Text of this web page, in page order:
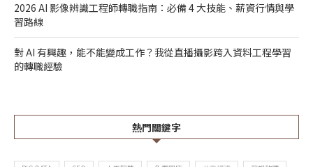
2026 AI 影像辨識工程師轉職指南：必備 4 大技能、薪資行情與學
習路線
對 AI 有興趣，能不能變成工作？我從直播攝影跨入資料工程學習
的轉職經驗
熱門關鍵字